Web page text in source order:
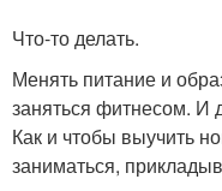
Что-то делать.
Менять питание и
заняться фитнесом. И
Как и чтобы выучить
заниматься,